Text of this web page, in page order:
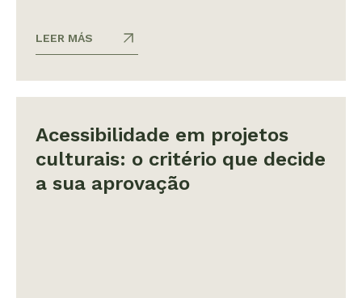
LEER MÁS
Acessibilidade em projetos
culturais: o critério que decide
a sua aprovação